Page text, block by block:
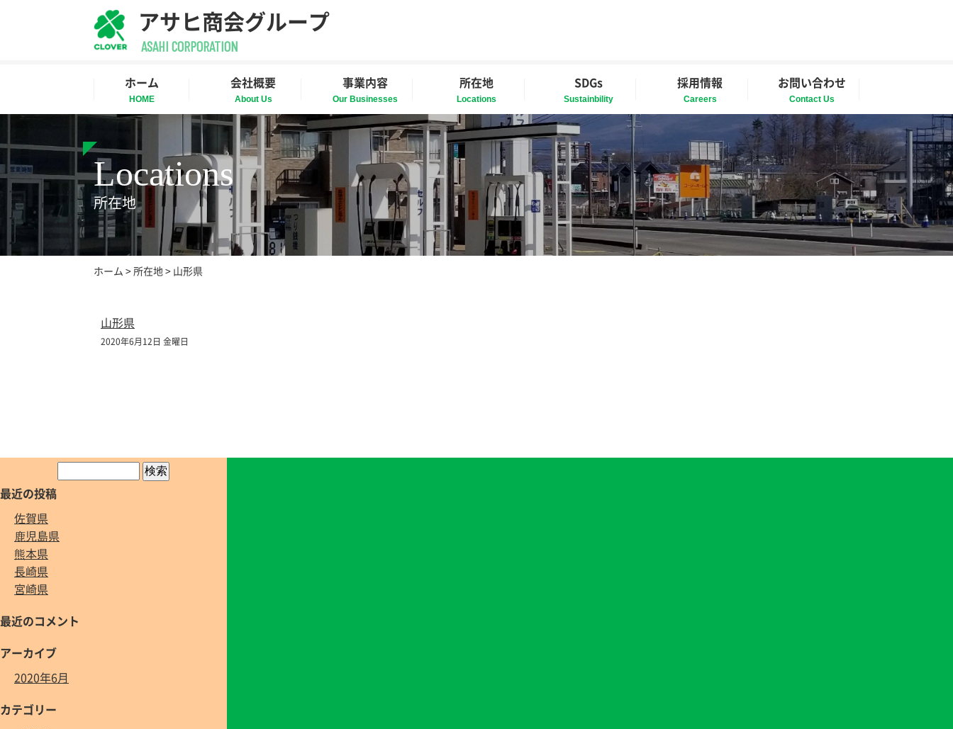
アサヒ商会グループ
ASAHI CORPORATION
ホーム
HOME
会社概要
About Us
事業内容
Our Businesses
所在地
Locations
SDGs
Sustainbility
採用情報
Careers
お問い合わせ
Contact Us
Locations
所在地
ホーム > 所在地> 山形県
山形県
2020年6月12日 金曜日
最近の投稿
佐賀県
鹿児島県
熊本県
長崎県
宮崎県
最近のコメント
アーカイブ
2020年6月
カテゴリー